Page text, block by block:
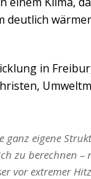
deutlich
in
eigene
zu berechnen –
vor extremer